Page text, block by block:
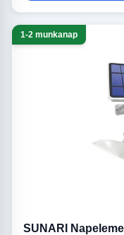
1-2 munkanap
SUNARI